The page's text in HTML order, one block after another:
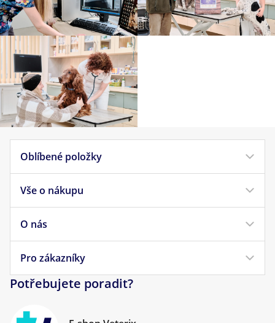
Oblíbené položky
Krmivo pro psy
Krmivo pro kočky
Veterinární diety
Pamlsky pro psy
Vše o nákupu
Doprava a platba
Obchodní podmínky
Reklamace a vrácení
O nás
Náš příběh
Pro zákazníky
Klinika Prostějov
Potřebujete poradit?